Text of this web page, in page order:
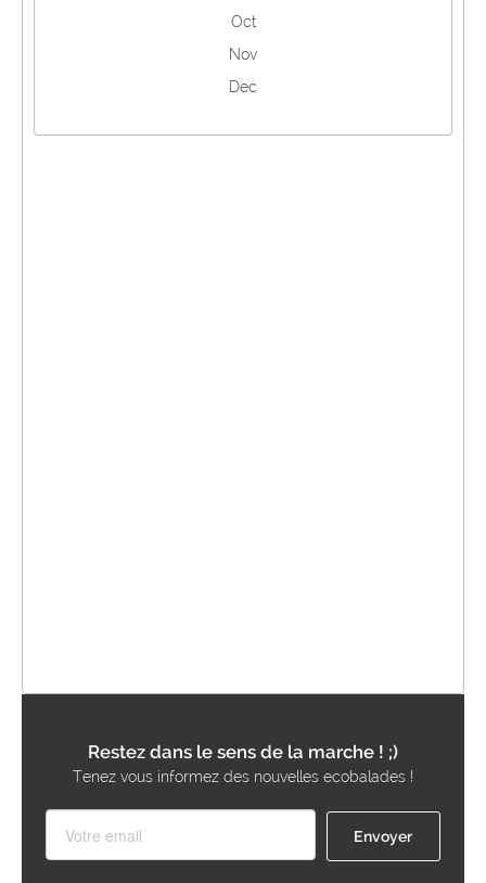
Oct
Nov
Dec
Restez dans le sens de la marche ! ;)
Tenez vous informez des nouvelles ecobalades !